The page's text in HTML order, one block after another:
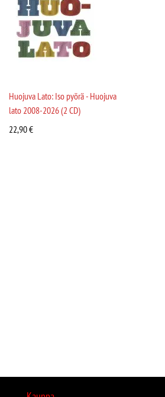
Huojuva Lato: Iso pyörä - Huojuva
lato 2008-2026 (2 CD)
22,90€